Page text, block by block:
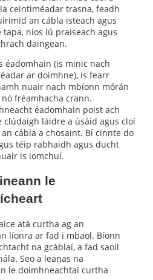
ceintiméadar trasna, feadh
an cábla isteach agus
níos lú praiseach agus
daingean.
éadomhain (is minic nach
ar doimhne), is fearr
nuair nach mbíonn mórán
fréamhacha crann.
éadomhain poist ach
láidre a úsáid agus cloí
cábla a chosaint. Bí cinnte do
téip rabhaidh agus ducht
is iomchuí.
le
atá curtha ag an
líonra ar fad i mbaol. Bíonn
na gcáblaí, a fad saoil
Seo a leanas na
le doimhneachtaí curtha